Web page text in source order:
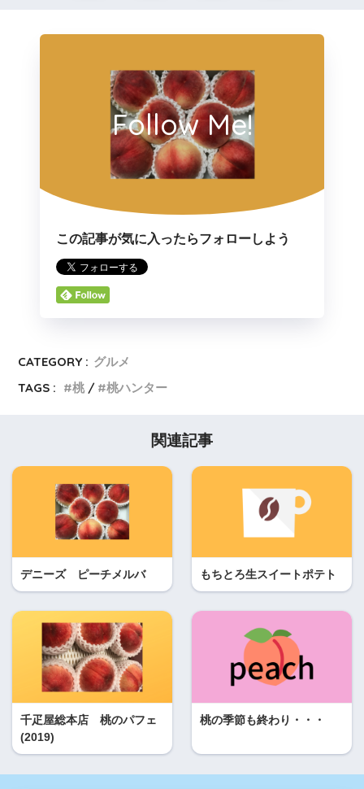
Follow Me!
この記事が気に入ったらフォローしよう
CATEGORY : グルメ
TAGS :
桃 桃ハンター
関連記事
デニーズ ピーチメルバ もちとろ生スイートポテト
千疋屋総本店 桃のパフェ
(2019)
桃の季節も終わり・・・